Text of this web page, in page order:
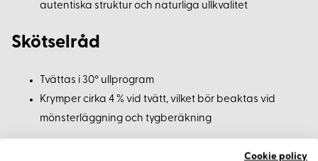
autentiska struktur och naturliga ullkvalitet
Skötselråd
Tvättas i 30° ullprogram
Krymper cirka 4 % vid tvätt, vilket bör beaktas vid
mönsterläggning och tygberäkning
Cookie policy